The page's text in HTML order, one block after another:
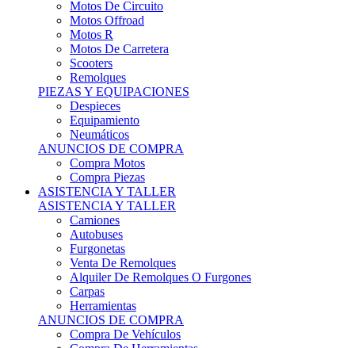
Motos R
Motos De Carretera
Scooters
Remolques
PIEZAS Y EQUIPACIONES
Despieces
Equipamiento
Neumáticos
ANUNCIOS DE COMPRA
Compra Motos
Compra Piezas
ASISTENCIA Y TALLER
ASISTENCIA Y TALLER
Camiones
Autobuses
Furgonetas
Venta De Remolques
Alquiler De Remolques O Furgones
Carpas
Herramientas
ANUNCIOS DE COMPRA
Compra De Vehículos
Compra De Herramientas